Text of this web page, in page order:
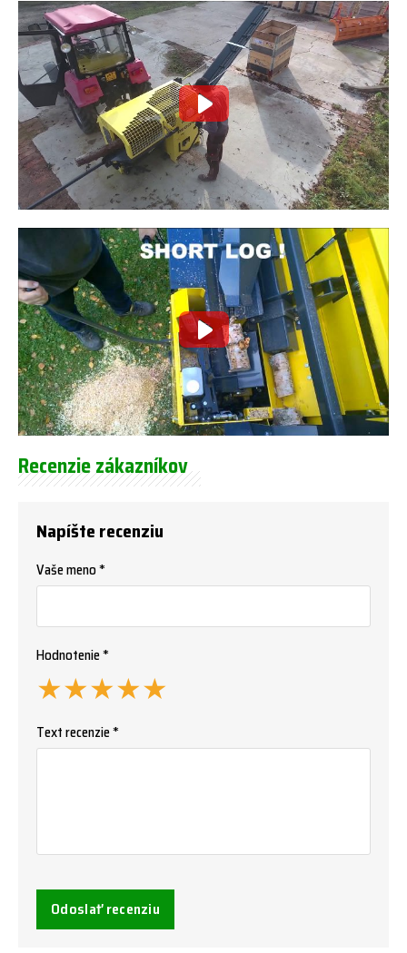
Recenzie zákazníkov
Napíšte recenziu
Vaše meno *
Hodnotenie *
★
★
★
★
★
Text recenzie *
Odoslať recenziu